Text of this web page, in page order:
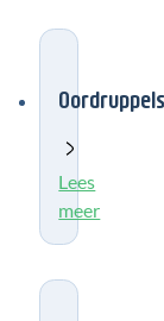
Oordruppels
Lees
meer